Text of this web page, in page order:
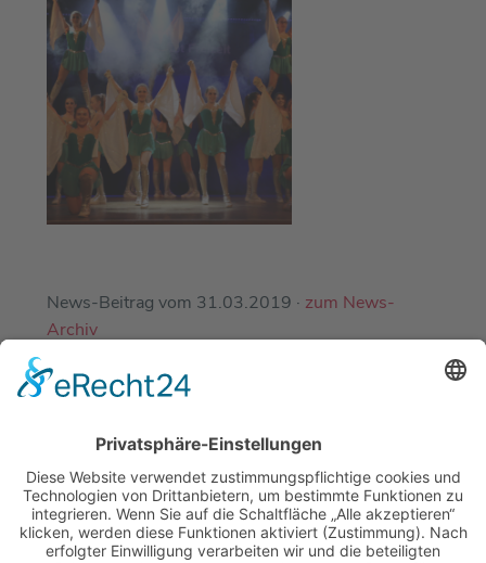
News-Beitrag vom 31.03.2019 · zum News-
Archiv
EINE ABTEILUNG DES
DJK-SV MIRSKOFEN E.V.